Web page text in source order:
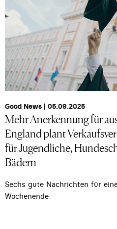
Good News | 05.09.2025
Mehr Anerkennung für
England plant
für Jugendliche,
Bädern
Sechs gute Nachrichten für
Wochenende